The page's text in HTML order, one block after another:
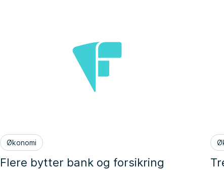
Økonomi
Flere bytter bank og forsikring